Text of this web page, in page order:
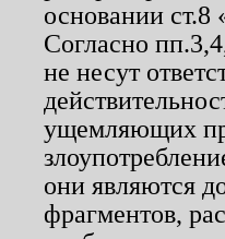
основании
Согласно
не несут
ущемляющих
они являются
фрагментов,